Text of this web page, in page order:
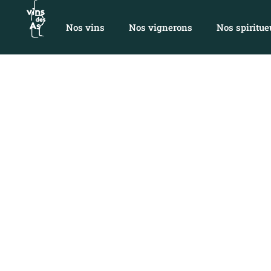
Nos vins Nos vignerons Nos